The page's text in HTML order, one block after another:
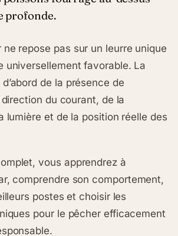
profonde.
ne repose pas sur un leurre unique
universellement favorable. La
de la présence de
du courant, de la
lumière et de la position réelle des
vous apprendrez à
comprendre son comportement,
postes et choisir les
pour le pêcher efficacement